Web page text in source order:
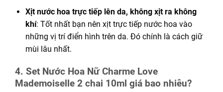
Xịt nước hoa trực tiếp lên da, không xịt ra không
khí: Tốt nhất bạn nên xịt trực tiếp nước hoa vào
những vị trí điển hình trên da. Đó chính là cách giữ
mùi lâu nhất.
4. Set Nước Hoa Nữ Charme Love
Mademoiselle 2 chai 10ml giá bao nhiêu?